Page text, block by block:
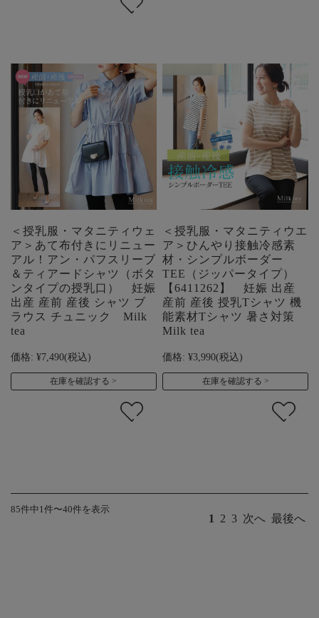
＜授乳服・マタニティウェ
ア＞あて布付きにリニュー
アル！アン・パフスリーブ
＆ティアードシャツ（ボタ
ンタイプの授乳口） 妊娠
出産 産前 産後 シャツ ブ
ラウス チュニック Milk
tea
価格: ¥7,490(税込)
在庫を確認する
＜授乳服・マタニティウエ
ア＞ひんやり接触冷感素
材・シンプルボーダー
TEE（ジッパータイプ）
【6411262】 妊娠 出産
産前 産後 授乳Tシャツ 機
能素材Tシャツ 暑さ対策
Milk tea
価格: ¥3,990(税込)
在庫を確認する
85件中1件〜40件を表示
1 2 3 次へ 最後へ